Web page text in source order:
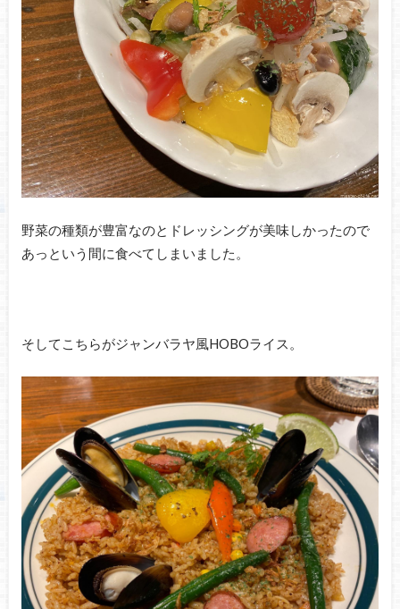
野菜の種類が豊富なのとドレッシングが美味しかったので
あっという間に食べてしまいました。
そしてこちらがジャンバラヤ風HOBOライス。